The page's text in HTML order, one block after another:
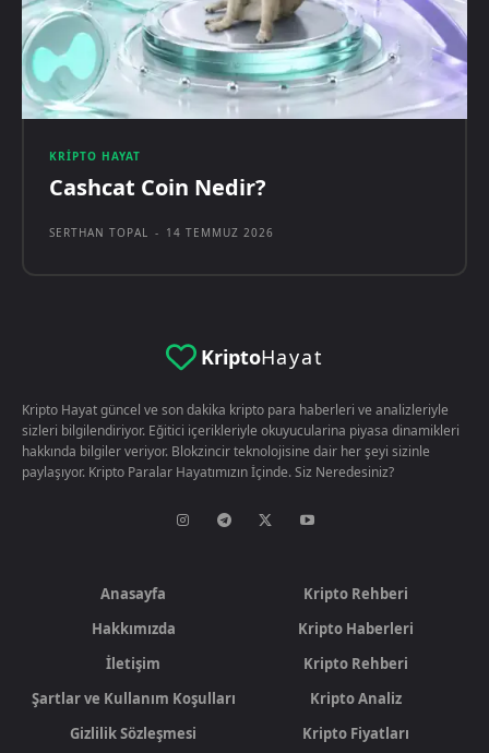
KRIPTO HAYAT
Cashcat Coin Nedir?
SERTHAN TOPAL - 14 TEMMUZ 2026
KriptoHayat
Kripto Hayat güncel ve son dakika kripto para haberleri ve analizleriyle
sizleri bilgilendiriyor. Eğitici içerikleriyle okuyucularina piyasa dinamikleri
hakkında bilgiler veriyor. Blokzincir teknolojisine dair her şeyi sizinle
paylaşıyor. Kripto Paralar Hayatımızın İçinde. Siz Neredesiniz?
Anasayfa
Hakkımızda
İletişim
Şartlar ve Kullanım Koşulları
Gizlilik Sözleşmesi
Kripto Rehberi
Kripto Haberleri
Kripto Rehberi
Kripto Analiz
Kripto Fiyatları